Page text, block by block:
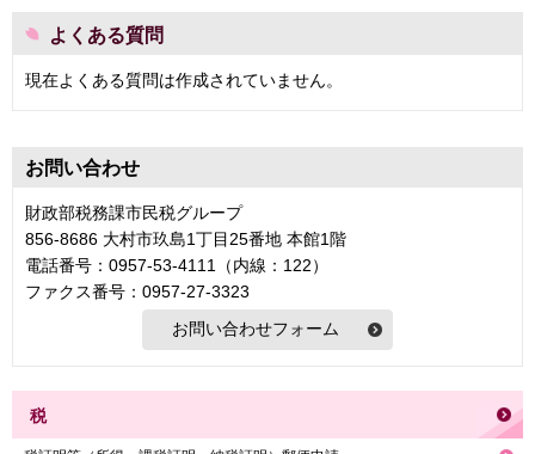
よくある質問
現在よくある質問は作成されていません。
お問い合わせ
財政部税務課市民税グループ
856-8686 大村市玖島1丁目25番地 本館1階
電話番号：0957-53-4111（内線：122）
ファクス番号：0957-27-3323
税